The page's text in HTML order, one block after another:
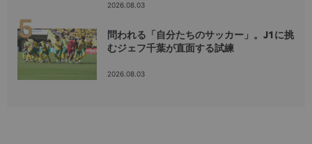
2026.08.03
問われる「自分たちのサッカー」。J1に挑
むジェフ千葉が直面する試練
2026.08.03